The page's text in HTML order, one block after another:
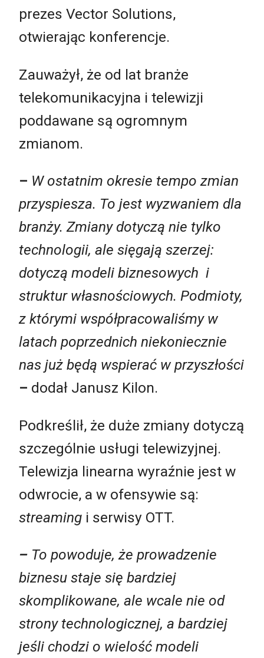
prezes Vector Solutions,
otwierając konferencje.
Zauważył, że od lat branże
telekomunikacyjna i telewizji
poddawane są ogromnym
zmianom.
– W ostatnim okresie tempo zmian
przyspiesza. To jest wyzwaniem dla
branży. Zmiany dotyczą nie tylko
technologii, ale sięgają szerzej:
dotyczą modeli biznesowych i
struktur własnościowych. Podmioty,
z którymi współpracowaliśmy w
latach poprzednich niekoniecznie
nas już będą wspierać w przyszłości
– dodał Janusz Kilon.
Podkreślił, że duże zmiany dotyczą
szczególnie usługi telewizyjnej.
Telewizja linearna wyraźnie jest w
odwrocie, a w ofensywie są:
streaming i serwisy OTT.
– To powoduje, że prowadzenie
biznesu staje się bardziej
skomplikowane, ale wcale nie od
strony technologicznej, a bardziej
jeśli chodzi o wielość modeli